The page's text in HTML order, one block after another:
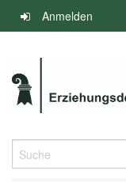
Navigation
überspringen
Anmelden
Suche